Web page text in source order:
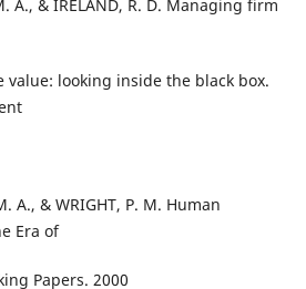
A., & IRELAND, R. D. Managing firm
value: looking inside the black box.
A., & WRIGHT, P. M. Human
Era of
Papers. 2000